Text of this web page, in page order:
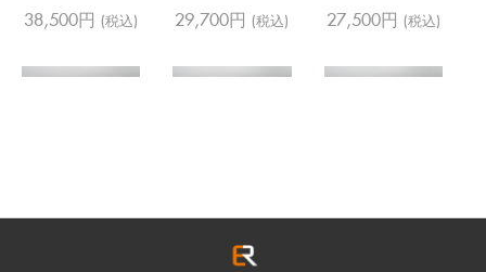
CACHEMIRE
38,500円(税込)
CARUNG SPL
UNICORN
29,700円(税込)
FARKHAN
27,500円 (税込)
BARBIE
CHESTNUT
EMERALD